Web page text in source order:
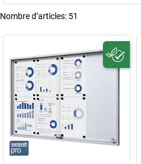
Nombre d’articles: 51